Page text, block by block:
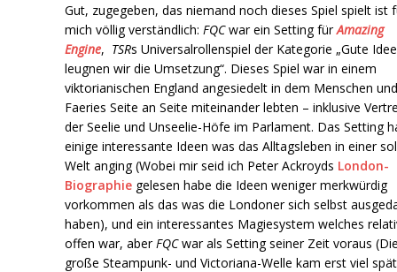
Gut, zugegeben, das niemand noch dieses Spiel spielt ist
mich völlig verständlich: FQCwar ein Setting fürAmazing
Engine, TSRs Universalrollenspiel der Kategorie „Gute
leugnen wir die Umsetzung“. Dieses Spiel war in einem
viktorianischen England angesiedelt in dem Menschen
Faeries Seite an Seite miteinander lebten – inklusive
der Seelie und Unseelie-Höfe im Parlament. Das Setting
einige interessante Ideen was das Alltagsleben in einer
Welt anging (Wobei mir seid ich Peter Ackroyds London-
Biographie gelesen habe die Ideen weniger merkwürdig
vorkommen als das was die Londoner sich selbst
haben), und ein interessantes Magiesystem welches
offen war, aber FQCwar als Setting seiner Zeit voraus
große Steampunk- und Victoriana-Welle kam erst viel